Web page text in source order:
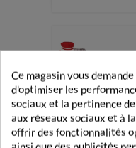
Ce magasin vous
d'optimiser les
sociaux et la pertinence
aux réseaux sociaux et à
offrir des fonctionnalités